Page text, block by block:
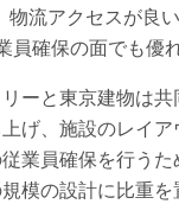
物流アクセスが良
確保の面でも優
ーと東京建物は
げ、施設のレイ
業員確保を行う
模の設計に比重